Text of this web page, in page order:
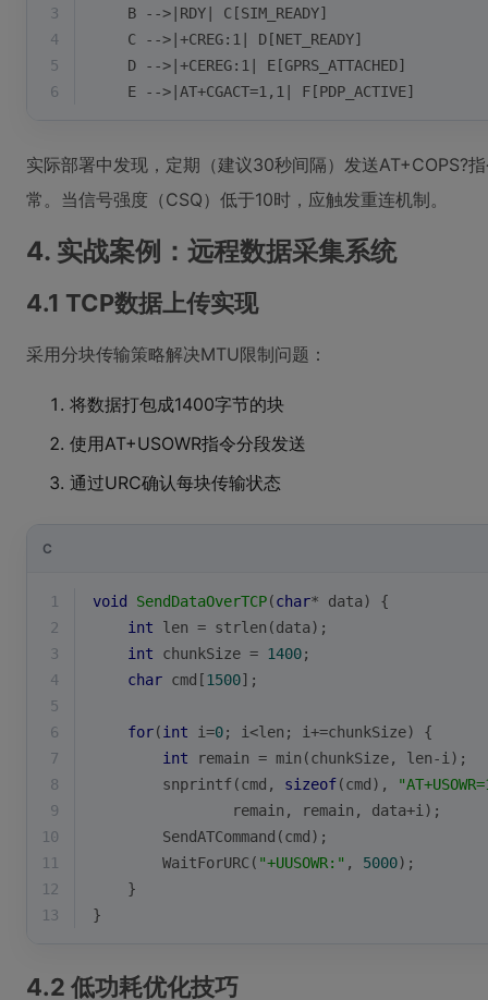
3
    B -->|RDY| C[SIM_READY]
4
    C -->|+CREG:1| D[NET_READY]
5
    D -->|+CEREG:1| E[GPRS_ATTACHED]
6
    E -->|AT+CGACT=1,1| F[PDP_ACTIVE]
实际部署中发现，定期（建议30秒间隔）发送AT+COPS?
常。当信号强度（CSQ）低于10时，应触发重连机制。
4. 实战案例：远程数据采集系统
4.1 TCP数据上传实现
采用分块传输策略解决MTU限制问题：
将数据打包成1400字节的块
使用AT+USOWR指令分段发送
通过URC确认每块传输状态
C
1 void SendDataOverTCP(char* data)
{
2
int len = strlen (data);
3
int chunkSize = 1400;
4
char cmd[1500];
5
6
for(int i=0; i<len; i+=chunkSize) {
7
int remain = min(chunkSize, len-i);
8
snprintf (cmd, sizeof(cmd),
9
                remain, remain, data+i);
10
        SendATCommand(cmd);
11
        WaitForURC(
"+UUSOWR:" , 5000);
12
    }
13
}
4.2 低功耗优化技巧